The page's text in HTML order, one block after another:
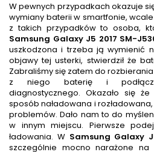
W pewnych przypadkach okazuje
wymiany baterii w smartfonie,
z takich przypadków to osoba,
Samsung Galaxy J5 2017 SM-
uszkodzona i trzeba ją wymienić
objawy tej usterki, stwierdził że
Zabraliśmy się zatem do
z niego baterię i
diagnostycznego. Okazało się
sposób naładowana i
problemów. Dało nam to do
w innym miejscu. Pierwsze
ładowania. W Samsung Galaxy
szczególnie mocno narażone na